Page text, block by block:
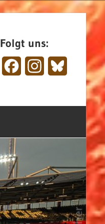
Folgt uns:
FacebookInstagramBluesky